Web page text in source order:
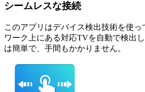
シームレスな接続
このアプリはデバイス検出技術を使っ
ワーク上にある対応TVを自動で検出
は簡単で、手間もかかりません。